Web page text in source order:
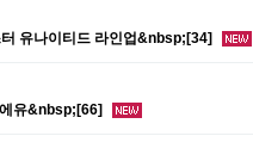
유나이티드 라인업&nbsp;[34]
유&nbsp;[66]